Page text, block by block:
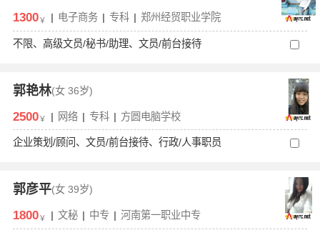
1300￥ | 电子商务 | 专科 | 郑州经贸职业学院
不限、高级文员/秘书/助理、文员/前台接待
郭艳林(女 36岁)
2500￥ | 网络 | 专科 | 方圆电脑学校
企业策划/顾问、文员/前台接待、行政/人事职员
郭彦平(女 39岁)
1800￥ | 文秘 | 中专 | 河南第一职业中专